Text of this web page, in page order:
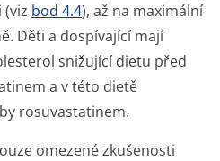
bod 4.4), až na maximální
Děti a dospívající mají
snižující dietu před
a v této dietě
rosuvastatinem.
omezené zkušenosti